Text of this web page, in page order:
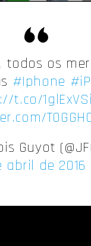
, todos os
#Iphone
t.co/
Guyot
abril de 2016